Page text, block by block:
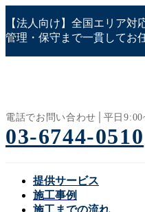
ン
テ
ン
キ
ッ
プ
ビ
ゲ
ー
に
移
動
【法人向け】全国エリア対
管理・保守まで一貫してお
電話でお問い合わせ│平日
03-6744-0510
提供サービス
施工事例
施工までの流れ